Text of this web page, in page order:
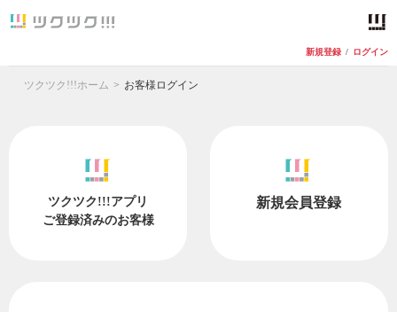
新規登録 / ログイン
ツクツク!!!ホーム お客様ログイン
ツクツク!!!アプリ
ご登録済みのお客様
新規会員登録